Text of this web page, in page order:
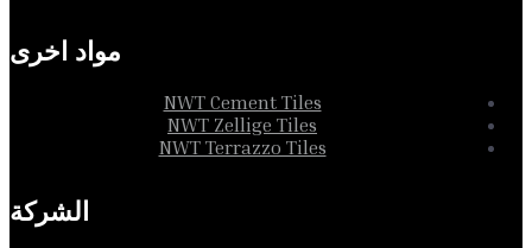
مواد اخرى
NWT Cement Tiles
NWT Zellige Tiles
NWT Terrazzo Tiles
الشركة